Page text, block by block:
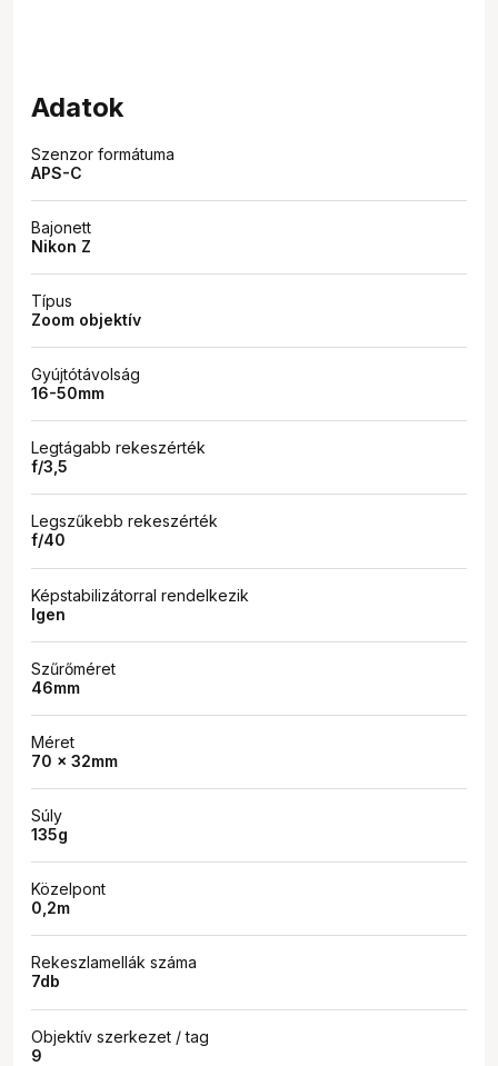
Adatok
Szenzor formátuma
APS-C
Bajonett
Nikon Z
Típus
Zoom objektív
Gyújtótávolság
16-50mm
Legtágabb rekeszérték
f/3,5
Legszűkebb rekeszérték
f/40
Képstabilizátorral rendelkezik
Igen
Szűrőméret
46mm
Méret
70 x 32mm
Súly
135g
Közelpont
0,2m
Rekeszlamellák száma
7db
Objektív szerkezet / tag
9